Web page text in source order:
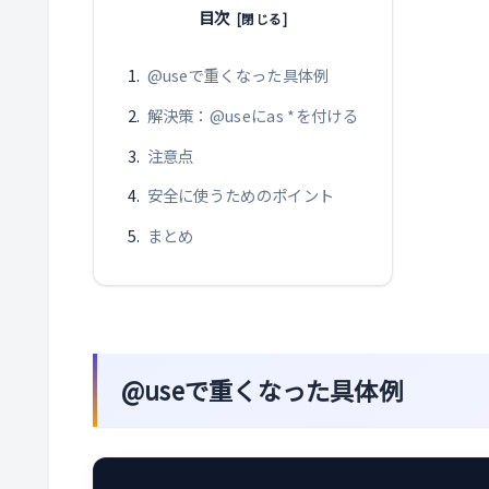
目次
@useで重くなった具体例
解決策：@useにas *を付ける
注意点
安全に使うためのポイント
まとめ
@useで重くなった具体例